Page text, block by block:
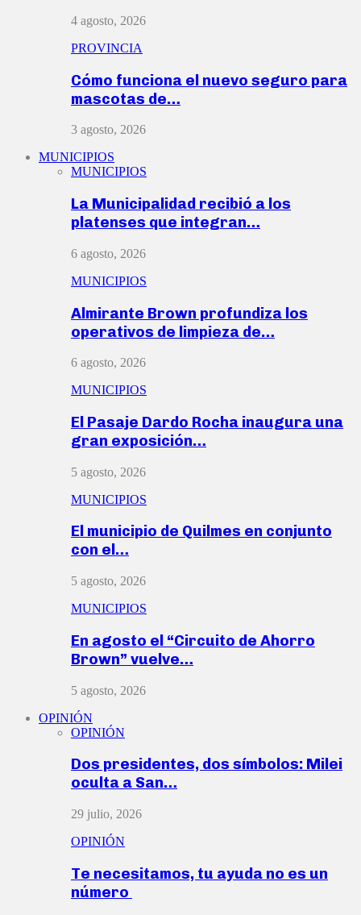
4 agosto, 2026
PROVINCIA
Cómo funciona el nuevo seguro para
mascotas de…
3 agosto, 2026
MUNICIPIOS
MUNICIPIOS
La Municipalidad recibió a los
platenses que integran…
6 agosto, 2026
MUNICIPIOS
Almirante Brown profundiza los
operativos de limpieza de…
6 agosto, 2026
MUNICIPIOS
El Pasaje Dardo Rocha inaugura una
gran exposición…
5 agosto, 2026
MUNICIPIOS
El municipio de Quilmes en conjunto
con el…
5 agosto, 2026
MUNICIPIOS
En agosto el “Circuito de Ahorro
Brown” vuelve…
5 agosto, 2026
OPINIÓN
OPINIÓN
Dos presidentes, dos símbolos: Milei
oculta a San…
29 julio, 2026
OPINIÓN
Te necesitamos, tu ayuda no es un
número